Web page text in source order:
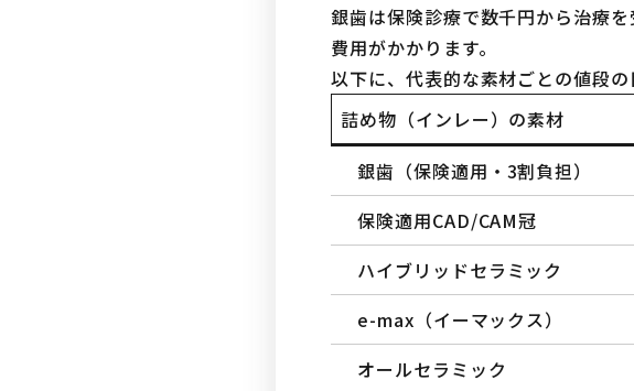
銀歯は保険診療で数千円から治療
費用がかかります。
以下に、代表的な素材ごとの値段の
詰め物（インレー）の素材
銀歯（保険適用・3割負担）
保険適用CAD/CAM冠
ハイブリッドセラミック
e-max（イーマックス）
オールセラミック